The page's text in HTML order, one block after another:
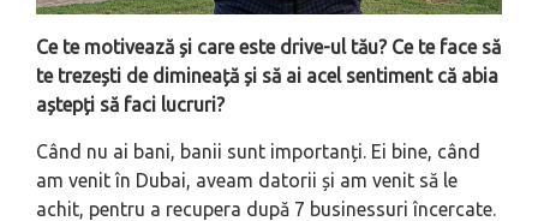
Ce te motivează și care este drive-ul tău? Ce te face să
te trezești de dimineață și să ai acel sentiment că abia
aștepți să faci lucruri?
Când nu ai bani, banii sunt importanți. Ei bine, când
am venit în Dubai, aveam datorii și am venit să le
achit, pentru a recupera după 7 businessuri încercate.